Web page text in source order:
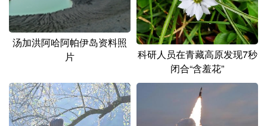
Español Français عربى
Русский язык 日本語 한국어
汤加洪阿哈阿帕伊岛资料照
片
科研人员在青藏高原发现7秒
闭合“含羞花”